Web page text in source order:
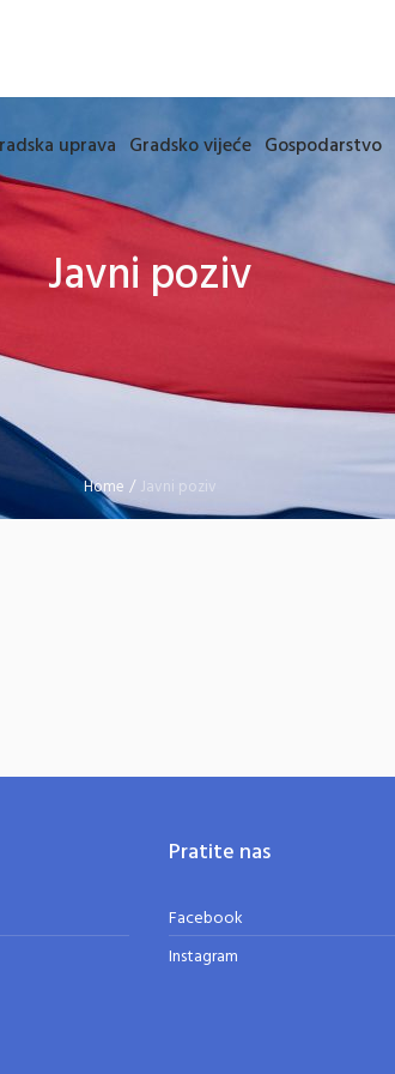
uprava Gradsko vijeće Gospodarstvo
Javni poziv
Home /Javni poziv
Pratite nas
Facebook
Instagram